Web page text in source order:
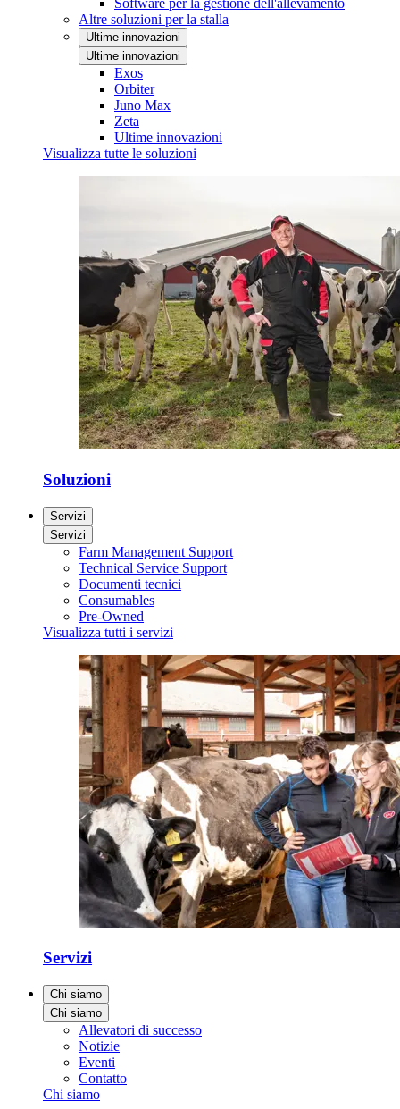
Software per la gestione dell'allevamento
Altre soluzioni per la stalla
Ultime innovazioni
Ultime innovazioni
Exos
Orbiter
Juno Max
Zeta
Ultime innovazioni
Visualizza tutte le soluzioni
Soluzioni
Servizi
Servizi
Farm Management Support
Technical Service Support
Documenti tecnici
Consumables
Pre-Owned
Visualizza tutti i servizi
Servizi
Chi siamo
Chi siamo
Allevatori di successo
Notizie
Eventi
Contatto
Chi siamo